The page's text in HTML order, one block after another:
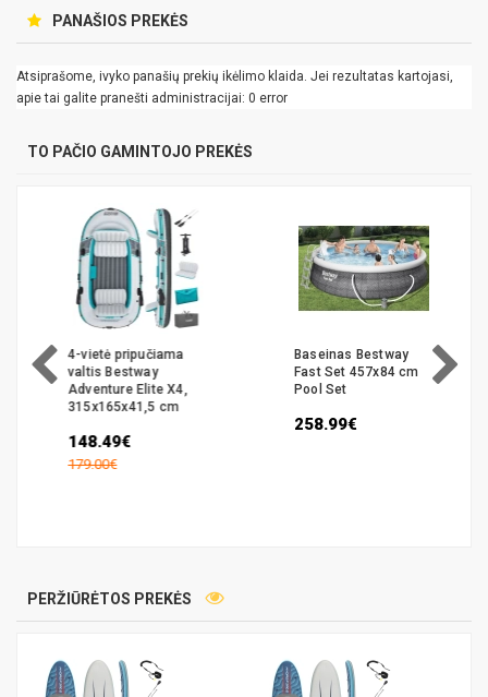
PANAŠIOS PREKĖS
Atsiprašome, ivyko panašių prekių ikėlimo klaida. Jei rezultatas kartojasi,
apie tai galite pranešti administracijai: 0 error
TO PAČIO GAMINTOJO PREKĖS
4-vietė pripučiama
valtis Bestway
Adventure Elite X4,
315x165x41,5 cm
148.49€
179.00€
Baseinas Bestway
Fast Set 457x84 cm
Pool Set
258.99€
PERŽIŪRĖTOS PREKĖS